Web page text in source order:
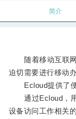
简介
随着移动互联网
迫切需要进行移动
Ecloud提供了便
通过Ecloud，用
设备访问工作相关